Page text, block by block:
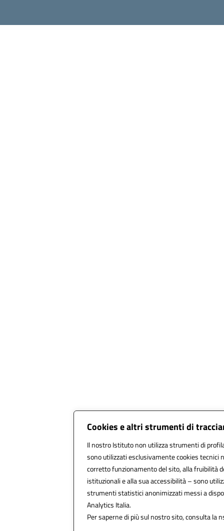
Cookies e altri strumenti di
Il nostro Istituto non utilizza strumenti di
sono utilizzati esclusivamente cookies tecnici
corretto funzionamento del sito, alla fruibilità
istituzionali e alla sua accessibilità – sono
strumenti statistici anonimizzati messi a
Analytics Italia.
Per saperne di più sul nostro sito, consulta la